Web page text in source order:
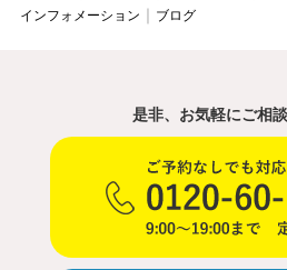
インフォメーション
ブログ
是非、お気軽にご相談